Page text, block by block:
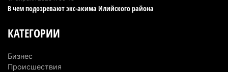
4 августа 2026 г. 12:06
В команде акима Алатау новое назначение: кто
4 августа 2026 г. 11:40
В чем подозревают экс-акима Илийского района
КАТЕГОРИИ
Бизнес
Происшествия